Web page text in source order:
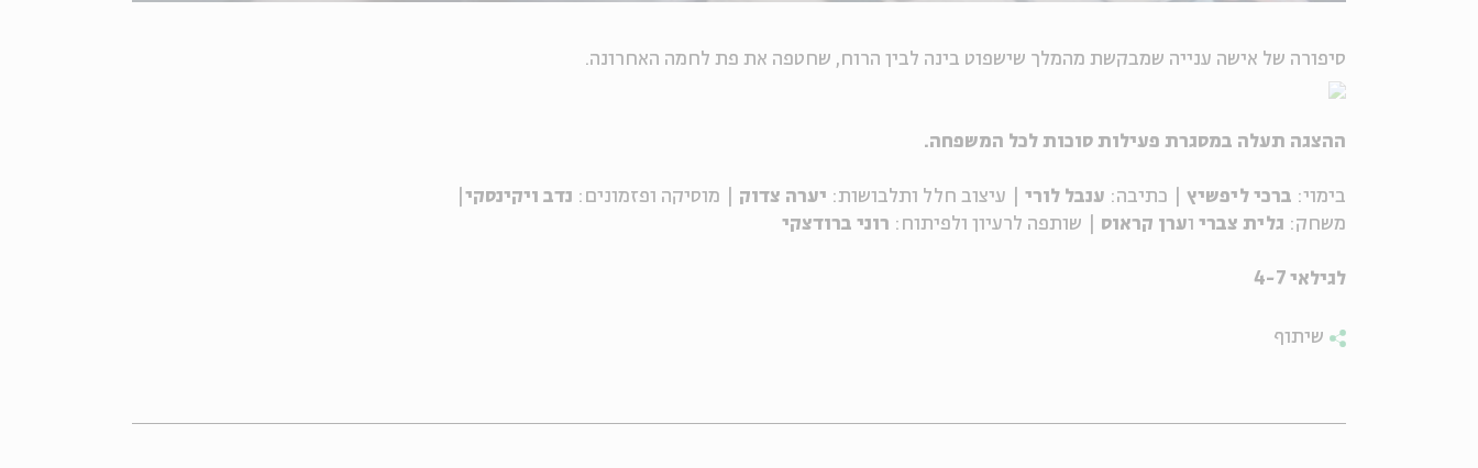
סיפורה של אישה ענייה שמבקשת מהמלך שישפוט בינה לבין הרוח, שחטפה את פת לחמה האחרונה.
ההצגה תעלה במסגרת פעילות סוכות לכל המשפחה.
בימוי: ברכי ליפשיץ | כתיבה: ענבל לורי | עיצוב חלל ותלבושות: יערה צדוק | מוסיקה ופזמונים: נדב ויקינסקי
משחק: גלית צברי וערן קראוס | שותפה לרעיון ולפיתוח: רוני ברודצקי
לגילאי 4-7
שיתוף